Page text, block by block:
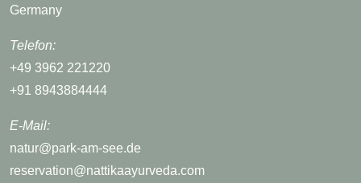
Germany
Telefon:
+49 3962 221220
+91 8943884444
E-Mail:
natur@park-am-see.de
reservation@nattikaayurveda.com